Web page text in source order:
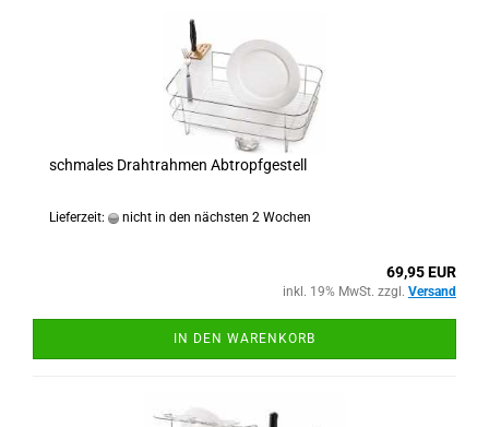
schmales Drahtrahmen Abtropfgestell
Lieferzeit: nicht in den nächsten 2 Wochen
69,95 EUR
inkl. 19% MwSt. zzgl. Versand
IN DEN WARENKORB